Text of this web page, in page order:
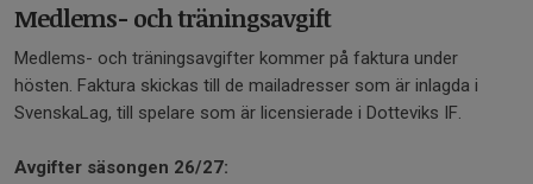
Medlems- och träningsavgift
Medlems- och träningsavgifter kommer på faktura under
hösten. Faktura skickas till de mailadresser som är inlagda i
SvenskaLag, till spelare som är licensierade i Dotteviks IF.
Avgifter säsongen 26/27: